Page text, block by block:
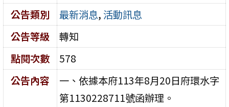
公告類別
最新消息, 活動訊息
公告等級
轉知
點閱次數
578
公告內容
一、依據本府113年8月20日府環水字
第1130228711號函辦理。